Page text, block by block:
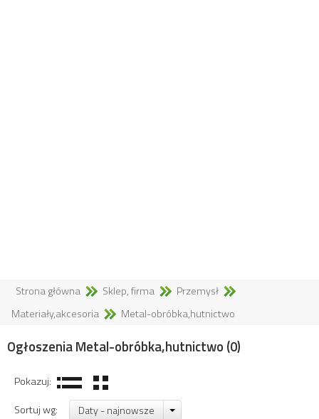
Strona główna Sklep, firma
Przemysł
Materiały,akcesoria
Metal-obróbka,hutnictwo
Ogłoszenia Metal-obróbka,hutnictwo (0)
Pokazuj:
Sortuj wg:
Daty - najnowsze